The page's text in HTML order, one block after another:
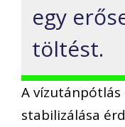
egy
töltést.
A vízutánpótlás
stabilizálása